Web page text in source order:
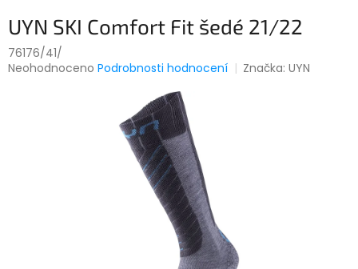
UYN SKI Comfort Fit šedé 21/22
76176/41/
Průměrné
Neohodnoceno Podrobnosti hodnocení Značka:UYN